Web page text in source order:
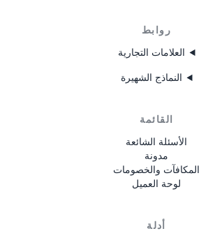
روابط
العلامات التجارية
النماذج الشهيرة
القائمة
الأسئلة الشائعة
مدونة
المكافآت والخصومات
لوحة العميل
أدلة